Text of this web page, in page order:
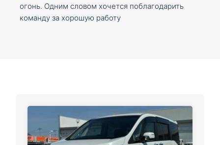
огонь. Одним словом хочется поблагодарить
команду за хорошую работу